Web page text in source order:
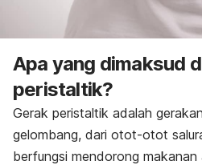
Apa yang dimaksud
peristaltik?
Gerak peristaltik adalah
gelombang, dari otot-otot
berfungsi mendorong